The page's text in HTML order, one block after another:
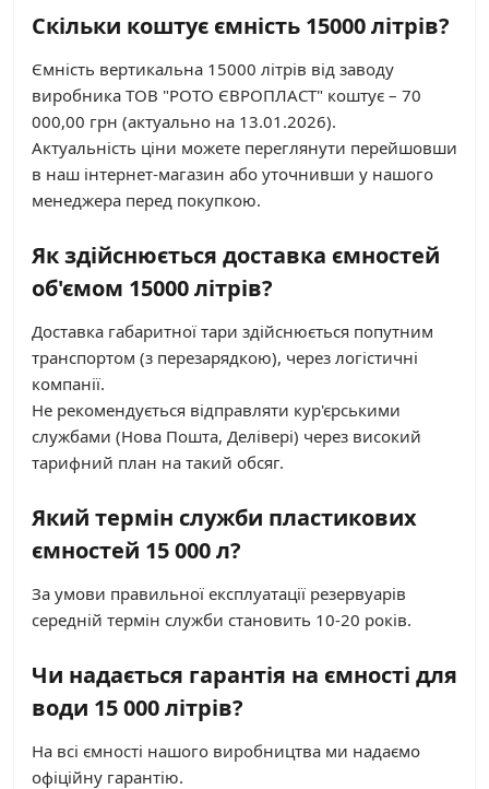
Скільки коштує ємність 15000 літрів?
Ємність вертикальна 15000 літрів від заводу
виробника ТОВ "РОТО ЄВРОПЛАСТ" коштує – 70
000,00 грн (актуально на 13.01.2026).
Актуальність ціни можете переглянути перейшовши
в наш інтернет-магазин або уточнивши у нашого
менеджера перед покупкою.
Як здійснюється доставка ємностей
об'ємом 15000 літрів?
Доставка габаритної тари здійснюється попутним
транспортом (з перезарядкою), через логістичні
компанії.
Не рекомендується відправляти кур'єрськими
службами (Нова Пошта, Делівері) через високий
тарифний план на такий обсяг.
Який термін служби пластикових
ємностей 15 000 л?
За умови правильної експлуатації резервуарів
середній термін служби становить 10-20 років.
Чи надається гарантія на ємності для
води 15 000 літрів?
На всі ємності нашого виробництва ми надаємо
офіційну гарантію.